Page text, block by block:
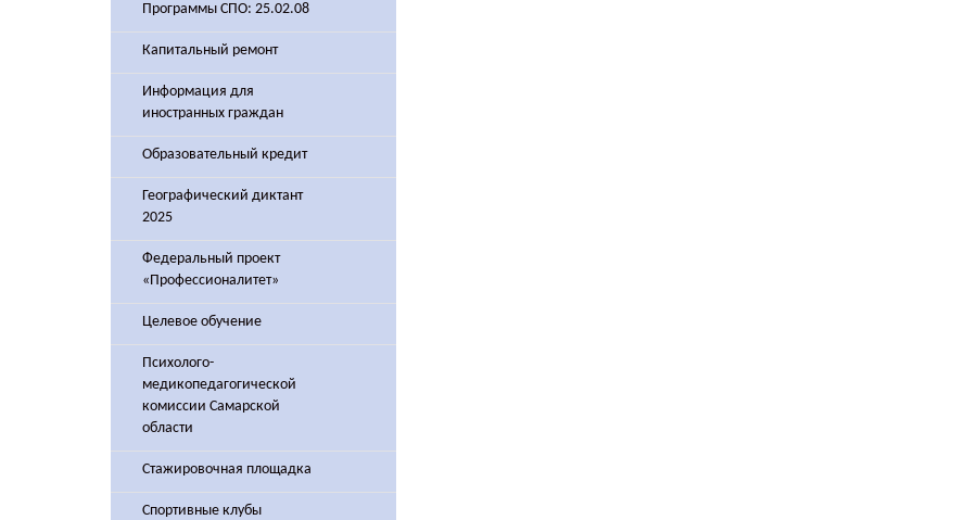
Программы СПО: 25.02.08
Капитальный ремонт
Информация для
иностранных граждан
Образовательный кредит
Географический диктант
2025
Федеральный проект
«Профессионалитет»
Целевое обучение
Психолого-
медикопедагогической
комиссии Самарской
области
Стажировочная площадка
Спортивные клубы